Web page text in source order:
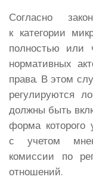
Согласно
к категории
полностью или
нормативных
права. В этом
регулируются
должны быть
форма которого
с учетом
комиссии по
отношений.